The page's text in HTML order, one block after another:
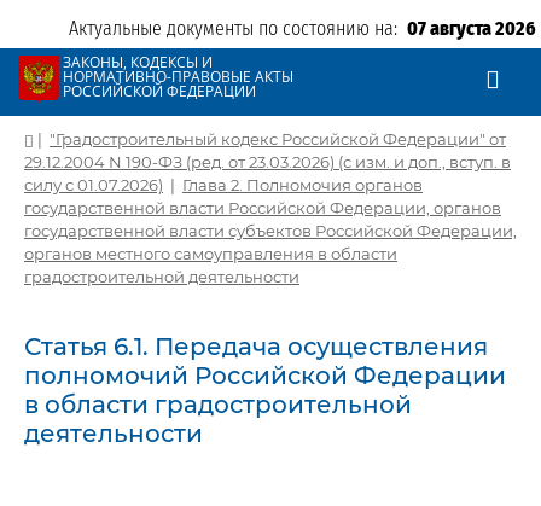
Актуальные документы по состоянию на: 07 августа 2026
ЗАКОНЫ, КОДЕКСЫ И
НОРМАТИВНО-ПРАВОВЫЕ АКТЫ
РОССИЙСКОЙ ФЕДЕРАЦИИ
| "Градостроительный кодекс Российской Федерации" от
29.12.2004 N 190-ФЗ (ред. от 23.03.2026) (с изм. и доп., вступ. в
силу с 01.07.2026) | Глава 2. Полномочия органов
государственной власти Российской Федерации, органов
государственной власти субъектов Российской Федерации,
органов местного самоуправления в области
градостроительной деятельности
Статья 6.1. Передача осуществления
полномочий Российской Федерации
в области градостроительной
деятельности